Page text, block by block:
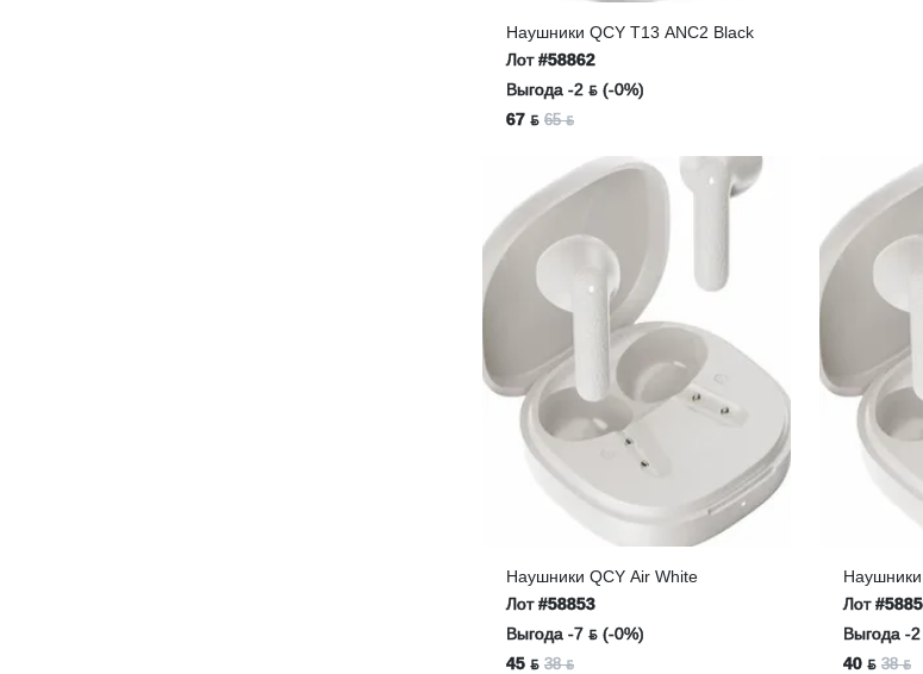
Наушники QCY T13 ANC2 Black
Лот#58862
Выгода -2 ƃ (-0%)
67 ƃ 65 ƃ
Наушники QCY Air White
Лот#58853
Выгода -7 ƃ (-0%)
45 ƃ 38 ƃ
Лот
Выгода -
40 ƃ 38 ƃ